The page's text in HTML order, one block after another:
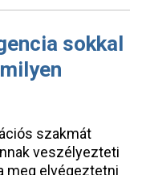
sokkal
szakmát
veszélyezteti
meg elvégeztetni